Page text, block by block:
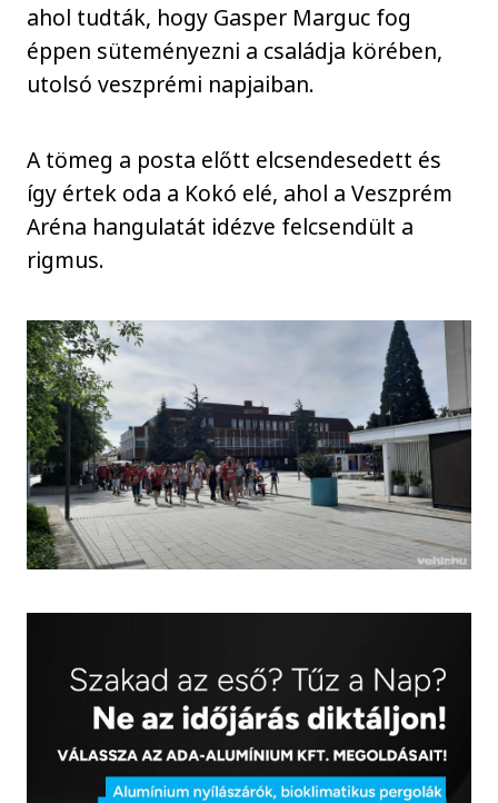
ahol tudták, hogy Gasper Marguc fog
éppen süteményezni a családja körében,
utolsó veszprémi napjaiban.
A tömeg a posta előtt elcsendesedett és
így értek oda a Kokó elé, ahol a Veszprém
Aréna hangulatát idézve felcsendült a
rigmus.